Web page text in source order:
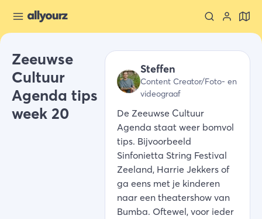
Zeeuwse
Cultuur
Agenda tips
week 20
Steffen
Content Creator/Foto- en
videograaf
De Zeeuwse Cultuur
Agenda staat weer bomvol
tips. Bijvoorbeeld
Sinfonietta String Festival
Zeeland, Harrie Jekkers of
ga eens met je kinderen
naar een theatershow van
Bumba. Oftewel, voor ieder